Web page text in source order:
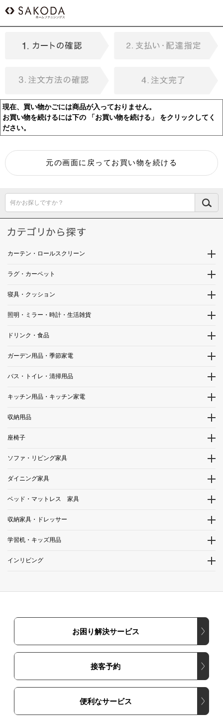
現在、買い物かごには商品が入っておりません。
お買い物を続けるには下の 「お買い物を続ける」 をクリックしてく
ださい。
何かお探しですか？
カーテン・ロールスクリーン
ラグ・カーペット
寝具・クッション
照明・ミラー・時計・生活雑貨
ドリンク・食品
ガーデン用品・季節家電
バス・トイレ・清掃用品
キッチン用品・キッチン家電
収納用品
座椅子
ソファ・リビング家具
ダイニング家具
ベッド・マットレス 家具
収納家具・ドレッサー
学習机・キッズ用品
インリビング
お困り解決サービス
接客予約
便利なサービス